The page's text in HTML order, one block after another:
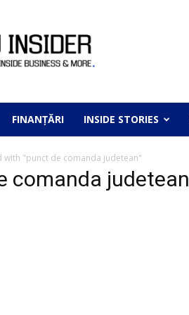
FINANȚĂRI INSIDE STORIES
with "punct de comanda judetean"
comanda judetean